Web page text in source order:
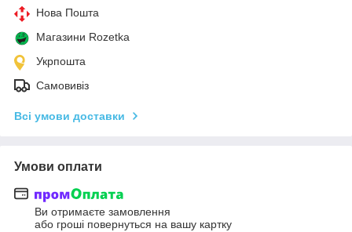
Нова Пошта
Магазини Rozetka
Укрпошта
Самовивіз
Всі умови доставки
Умови оплати
Ви отримаєте замовлення
або гроші повернуться на вашу картку